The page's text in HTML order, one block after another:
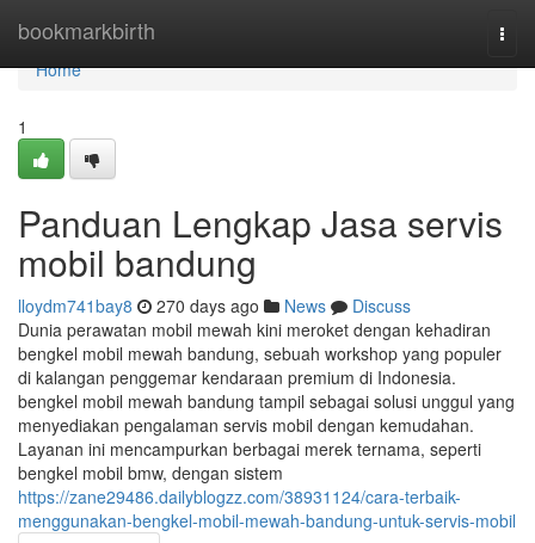
bookmarkbirth
Home
Home
1
Panduan Lengkap Jasa servis
mobil bandung
lloydm741bay8 270 days ago News
Discuss
Dunia perawatan mobil mewah kini meroket dengan kehadiran
bengkel mobil mewah bandung, sebuah workshop yang populer
di kalangan penggemar kendaraan premium di Indonesia.
bengkel mobil mewah bandung tampil sebagai solusi unggul yang
menyediakan pengalaman servis mobil dengan kemudahan.
Layanan ini mencampurkan berbagai merek ternama, seperti
bengkel mobil bmw, dengan sistem
https://zane29486.dailyblogzz.com/38931124/cara-terbaik-
menggunakan-bengkel-mobil-mewah-bandung-untuk-servis-mobil